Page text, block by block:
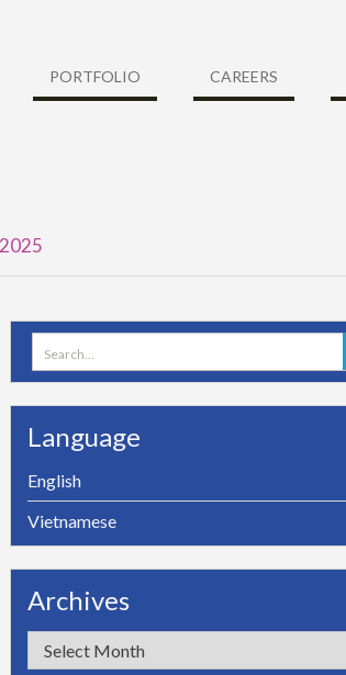
PORTFOLIO CAREERS
Search
for:
Language
English
Vietnamese
Archives
Archives